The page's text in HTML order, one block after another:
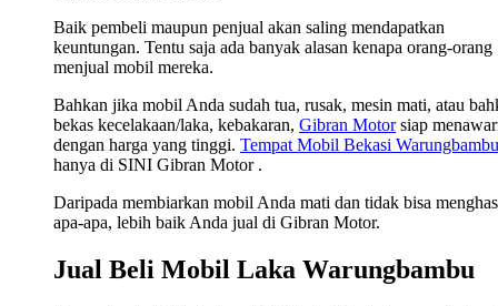
Baik pembeli maupun penjual akan saling mendapatkan
keuntungan. Tentu saja ada banyak alasan kenapa orang-orang
menjual mobil mereka.
Bahkan jika mobil Anda sudah tua, rusak, mesin mati, atau
bekas kecelakaan/laka, kebakaran, Gibran Motorsiap
dengan harga yang tinggi. Tempat Mobil Bekasi Warungbambu
hanya di SINI Gibran Motor .
Daripada membiarkan mobil Anda mati dan tidak bisa
apa-apa, lebih baik Anda jual di Gibran Motor.
Jual Beli Mobil Laka Warungbambu